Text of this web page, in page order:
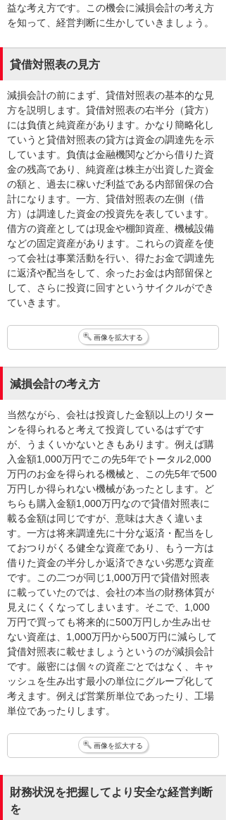
益な考え方です。この機会に減損会計の考え方
を知って、経営判断に生かしていきましょう。
貸借対照表の見方
減損会計の前にまず、貸借対照表の基本的な見
方を説明します。貸借対照表の右半分（貸方）
には負債と純資産があります。かなり簡略化し
ていうと貸借対照表の貸方は資金の調達先を示
しています。負債は金融機関などから借りた資
金の残高であり、純資産は株主が出資した資金
の額と、過去に稼いだ利益である内部留保の合
計になります。一方、貸借対照表の左側（借
方）は調達した資金の投資先を表しています。
借方の資産としては現金や棚卸資産、機械設備
などの固定資産があります。これらの資産を使
って会社は事業活動を行い、得たお金で調達先
に返済や配当をして、余ったお金は内部留保と
して、さらに投資に回すというサイクルができ
ていきます。
画像を拡大する
減損会計の考え方
当然ながら、会社は投資した金額以上のリター
ンを得られると考えて投資しているはずです
が、うまくいかないときもあります。例えば購
入金額1,000万円でこの先5年でトータル2,000
万円のお金を得られる機械と、この先5年で500
万円しか得られない機械があったとします。ど
ちらも購入金額1,000万円なので貸借対照表に
載る金額は同じですが、意味は大きく違いま
す。一方は将来調達先に十分な返済・配当をし
ておつりがくる健全な資産であり、もう一方は
借りた資金の半分しか返済できない劣悪な資産
です。この二つが同じ1,000万円で貸借対照表
に載っていたのでは、会社の本当の財務体質が
見えにくくなってしまいます。そこで、1,000
万円で買っても将来的に500万円しか生み出せ
ない資産は、1,000万円から500万円に減らして
貸借対照表に載せましょうというのが減損会計
です。厳密には個々の資産ごとではなく、キャ
ッシュを生み出す最小の単位にグループ化して
考えます。例えば営業所単位であったり、工場
単位であったりします。
画像を拡大する
財務状況を把握してより安全な経営判断
を